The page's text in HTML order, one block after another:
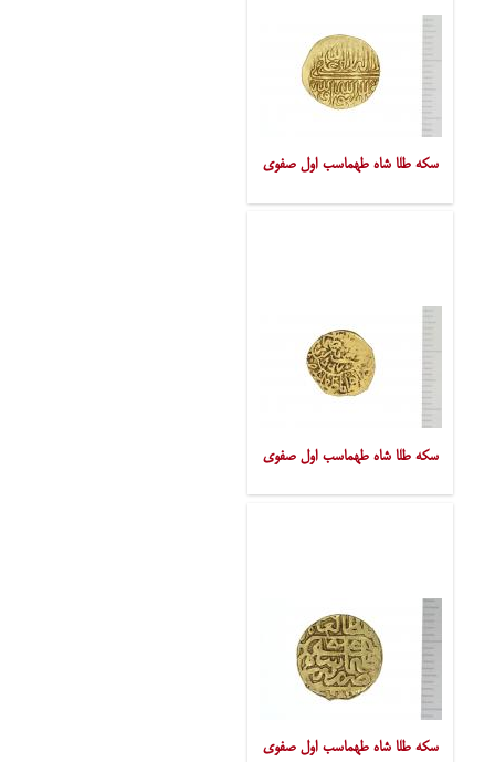
سکه طلا شاه طهماسب اول صفوی
سکه طلا شاه طهماسب اول صفوی
سکه طلا شاه طهماسب اول صفوی